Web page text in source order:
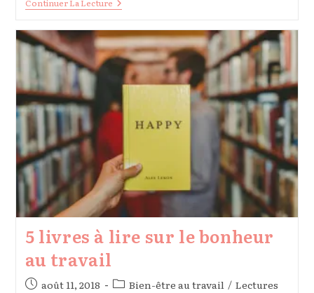
Continuer La Lecture
En
Que
Chief
Happiness
Officer
5 livres à lire sur le bonheur
au travail
Publication
août 11, 2018
PostBien-être au travail / Lectures